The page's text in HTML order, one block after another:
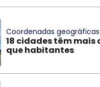
Coordenadas geográficas
18 cidades têm mais
que habitantes